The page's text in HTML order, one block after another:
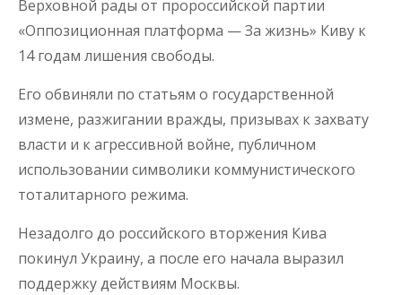
Верховной рады от пророссийской партии
«Оппозиционная платформа — За жизнь» Киву к
14 годам лишения свободы.
Его обвиняли по статьям о государственной
измене, разжигании вражды, призывах к захвату
власти и к агрессивной войне, публичном
использовании символики коммунистического
тоталитарного режима.
Незадолго до российского вторжения Кива
покинул Украину, а после его начала выразил
поддержку действиям Москвы.